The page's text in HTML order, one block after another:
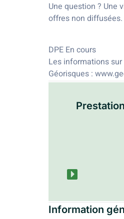
Une question ? Une
offres non diffusées.
DPE En cours
Les informations
Géorisques :
Information